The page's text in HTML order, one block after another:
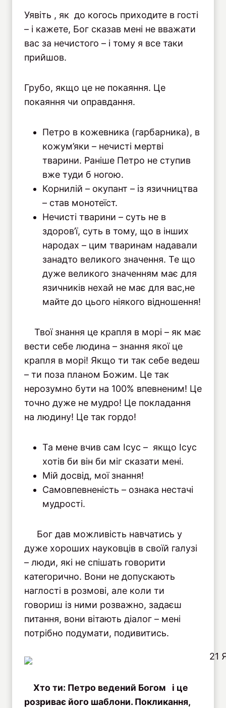
Уявіть , як до когось приходите в гості
– і кажете, Бог сказав мені не вважати
вас за нечистого – і тому я все таки
прийшов.
Грубо, якщо це не покаяння. Це
покаяння чи оправдання.
Петро в кожевника (гарбарника), в
кожум’яки – нечисті мертві
тварини. Раніше Петро не ступив
вже туди б ногою.
Корнилій – окупант – із язичництва
– став монотеїст.
Нечисті тварини – суть не в
здоров’ї, суть в тому, що в інших
народах – цим тваринам надавали
занадто великого значення. Те що
дуже великого значенням має для
язичників нехай не має для вас,не
майте до цього ніякого відношення!
Твої знання це крапля в морі – як має
вести себе людина – знання якої це
крапля в морі! Якщо ти так себе ведеш
– ти поза планом Божим. Це так
нерозумно бути на 100% впевненим! Це
точно дуже не мудро! Це покладання
на людину! Це так гордо!
Та мене вчив сам Ісус – якщо Ісус
хотів би він би міг сказати мені.
Мій досвід, мої знання!
Самовпевненість – ознака нестачі
мудрості.
Бог дав можливість навчатись у
дуже хороших науковців в своїй галузі
– люди, які не спішать говорити
категорично. Вони не допускають
наглості в розмові, але коли ти
говориш із ними розважно, задаєш
питання, вони вітають діалог – мені
потрібно подумати, подивитись.
Хто ти: Петро ведений Богом і це
розриває його шаблони. Покликання,